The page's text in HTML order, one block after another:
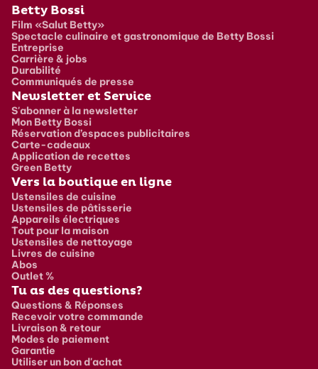
Pied de page
Betty Bossi
Film «Salut Betty»
Spectacle culinaire et gastronomique de Betty Bossi
Entreprise
Carrière & jobs
Durabilité
Communiqués de presse
Newsletter et Service
S'abonner à la newsletter
Mon Betty Bossi
Réservation d’espaces publicitaires
Carte-cadeaux
Application de recettes
Green Betty
Vers la boutique en ligne
Ustensiles de cuisine
Ustensiles de pâtisserie
Appareils électriques
Tout pour la maison
Ustensiles de nettoyage
Livres de cuisine
Abos
Outlet %
Tu as des questions?
Questions & Réponses
Recevoir votre commande
Livraison & retour
Modes de paiement
Garantie
Utiliser un bon d'achat